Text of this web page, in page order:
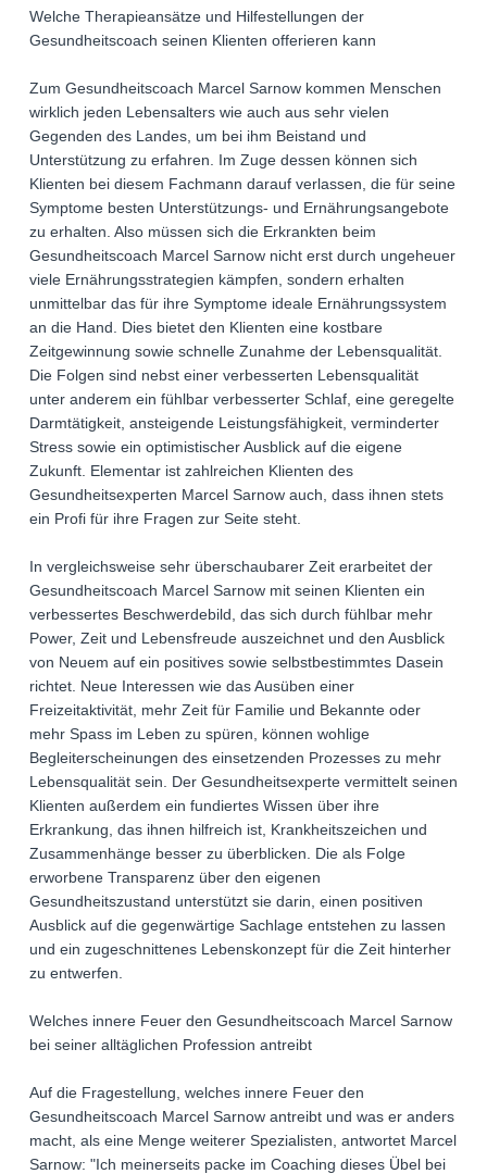
Welche Therapieansätze und Hilfestellungen der
Gesundheitscoach seinen Klienten offerieren kann
Zum Gesundheitscoach Marcel Sarnow kommen Menschen
wirklich jeden Lebensalters wie auch aus sehr vielen
Gegenden des Landes, um bei ihm Beistand und
Unterstützung zu erfahren. Im Zuge dessen können sich
Klienten bei diesem Fachmann darauf verlassen, die für seine
Symptome besten Unterstützungs- und Ernährungsangebote
zu erhalten. Also müssen sich die Erkrankten beim
Gesundheitscoach Marcel Sarnow nicht erst durch ungeheuer
viele Ernährungsstrategien kämpfen, sondern erhalten
unmittelbar das für ihre Symptome ideale Ernährungssystem
an die Hand. Dies bietet den Klienten eine kostbare
Zeitgewinnung sowie schnelle Zunahme der Lebensqualität.
Die Folgen sind nebst einer verbesserten Lebensqualität
unter anderem ein fühlbar verbesserter Schlaf, eine geregelte
Darmtätigkeit, ansteigende Leistungsfähigkeit, verminderter
Stress sowie ein optimistischer Ausblick auf die eigene
Zukunft. Elementar ist zahlreichen Klienten des
Gesundheitsexperten Marcel Sarnow auch, dass ihnen stets
ein Profi für ihre Fragen zur Seite steht.
In vergleichsweise sehr überschaubarer Zeit erarbeitet der
Gesundheitscoach Marcel Sarnow mit seinen Klienten ein
verbessertes Beschwerdebild, das sich durch fühlbar mehr
Power, Zeit und Lebensfreude auszeichnet und den Ausblick
von Neuem auf ein positives sowie selbstbestimmtes Dasein
richtet. Neue Interessen wie das Ausüben einer
Freizeitaktivität, mehr Zeit für Familie und Bekannte oder
mehr Spass im Leben zu spüren, können wohlige
Begleiterscheinungen des einsetzenden Prozesses zu mehr
Lebensqualität sein. Der Gesundheitsexperte vermittelt seinen
Klienten außerdem ein fundiertes Wissen über ihre
Erkrankung, das ihnen hilfreich ist, Krankheitszeichen und
Zusammenhänge besser zu überblicken. Die als Folge
erworbene Transparenz über den eigenen
Gesundheitszustand unterstützt sie darin, einen positiven
Ausblick auf die gegenwärtige Sachlage entstehen zu lassen
und ein zugeschnittenes Lebenskonzept für die Zeit hinterher
zu entwerfen.
Welches innere Feuer den Gesundheitscoach Marcel Sarnow
bei seiner alltäglichen Profession antreibt
Auf die Fragestellung, welches innere Feuer den
Gesundheitscoach Marcel Sarnow antreibt und was er anders
macht, als eine Menge weiterer Spezialisten, antwortet Marcel
Sarnow: "Ich meinerseits packe im Coaching dieses Übel bei